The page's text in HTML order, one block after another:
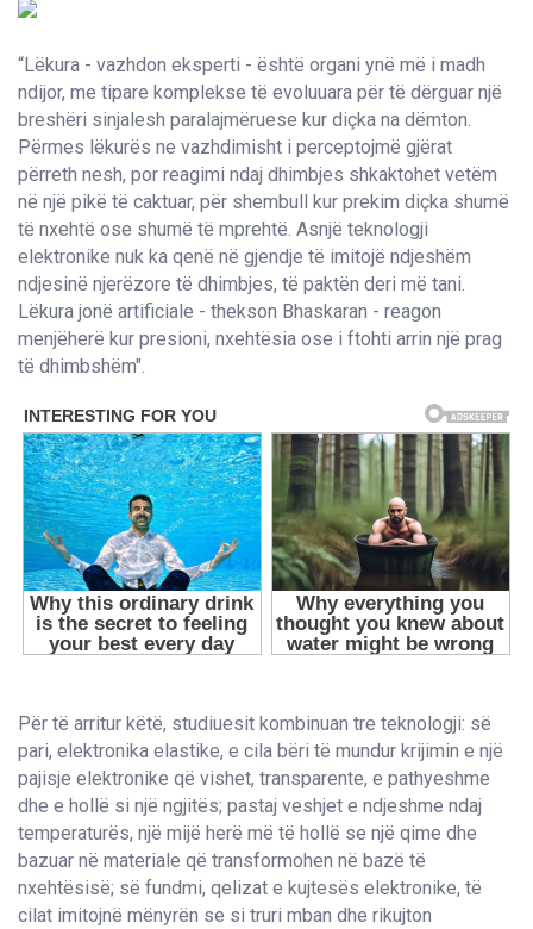
“Lëkura - vazhdon eksperti - është organi ynë më i madh
ndijor, me tipare komplekse të evoluuara për të dërguar një
breshëri sinjalesh paralajmëruese kur diçka na dëmton.
Përmes lëkurës ne vazhdimisht i perceptojmë gjërat
përreth nesh, por reagimi ndaj dhimbjes shkaktohet vetëm
në një pikë të caktuar, për shembull kur prekim diçka shumë
të nxehtë ose shumë të mprehtë. Asnjë teknologji
elektronike nuk ka qenë në gjendje të imitojë ndjeshëm
ndjesinë njerëzore të dhimbjes, të paktën deri më tani.
Lëkura jonë artificiale - thekson Bhaskaran - reagon
menjëherë kur presioni, nxehtësia ose i ftohti arrin një prag
të dhimbshëm".
Për të arritur këtë, studiuesit kombinuan tre teknologji: së
pari, elektronika elastike, e cila bëri të mundur krijimin e një
pajisje elektronike që vishet, transparente, e pathyeshme
dhe e hollë si një ngjitës; pastaj veshjet e ndjeshme ndaj
temperaturës, një mijë herë më të hollë se një qime dhe
bazuar në materiale që transformohen në bazë të
nxehtësisë; së fundmi, qelizat e kujtesës elektronike, të
cilat imitojnë mënyrën se si truri mban dhe rikujton